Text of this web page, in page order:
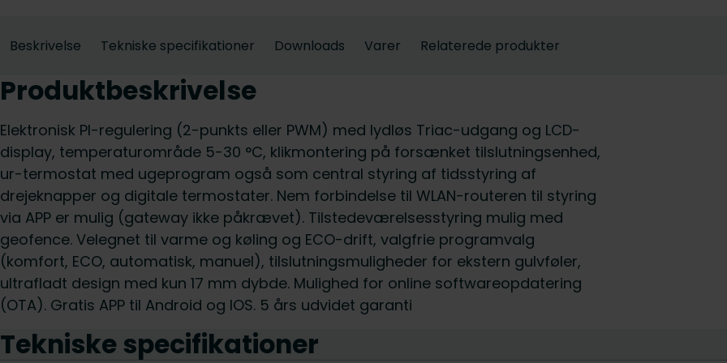
Beskrivelse Tekniske specifikationer Downloads Varer Relaterede produkter
Produktbeskrivelse
Elektronisk PI-regulering (2-punkts eller PWM) med lydløs Triac-udgang og LCD-
display, temperaturområde 5-30 °C, klikmontering på forsænket tilslutningsenhed,
ur-termostat med ugeprogram også som central styring af tidsstyring af
drejeknapper og digitale termostater. Nem forbindelse til WLAN-routeren til styring
via APP er mulig (gateway ikke påkrævet). Tilstedeværelsesstyring mulig med
geofence. Velegnet til varme og køling og ECO-drift, valgfrie programvalg
(komfort, ECO, automatisk, manuel), tilslutningsmuligheder for ekstern gulvføler,
ultrafladt design med kun 17 mm dybde. Mulighed for online softwareopdatering
(OTA). Gratis APP til Android og IOS. 5 års udvidet garanti
Tekniske specifikationer